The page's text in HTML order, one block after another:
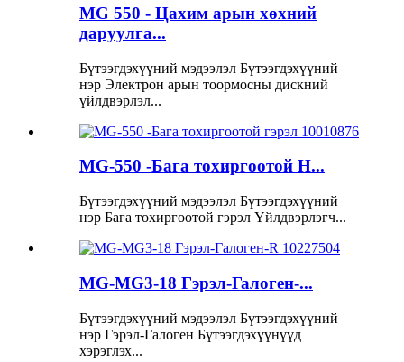
MG 550 - Цахим арын хөхний
даруулга...
Бүтээгдэхүүний мэдээлэл Бүтээгдэхүүний
нэр Электрон арын тоормосны дискний
үйлдвэрлэл...
MG-550 -Бага тохиргоотой H...
Бүтээгдэхүүний мэдээлэл Бүтээгдэхүүний
нэр Бага тохиргоотой гэрэл Үйлдвэрлэгч...
MG-MG3-18 Гэрэл-Галоген-...
Бүтээгдэхүүний мэдээлэл Бүтээгдэхүүний
нэр Гэрэл-Галоген Бүтээгдэхүүнүүд
хэрэглэх...